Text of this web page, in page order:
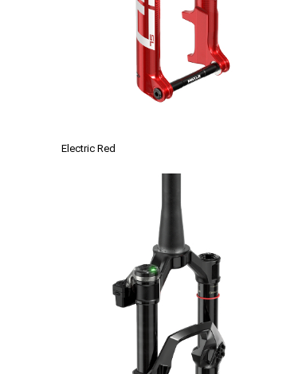
Electric Red